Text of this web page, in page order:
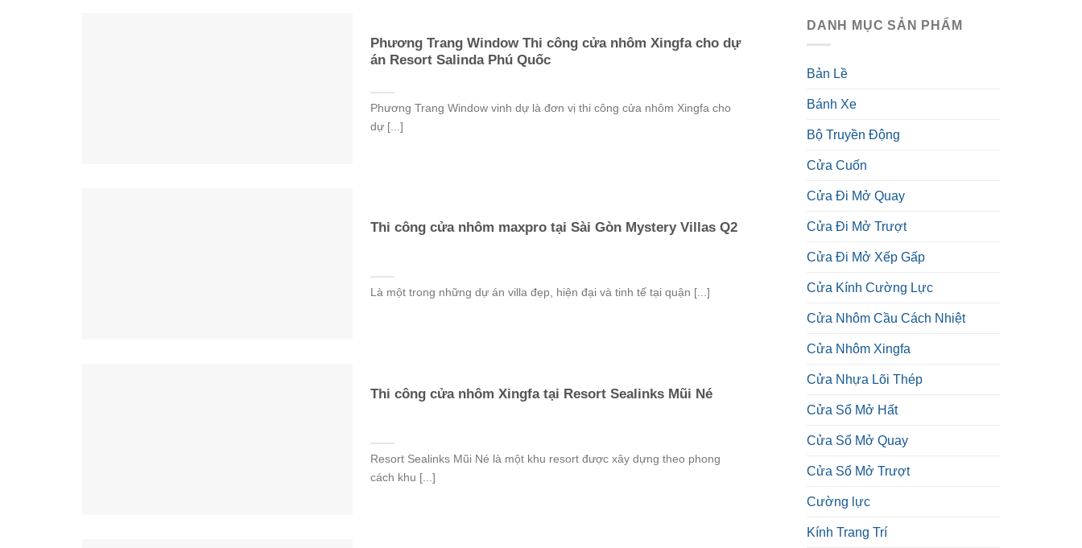
Phương Trang Window Thi công cửa nhôm Xingfa cho dự
án Resort Salinda Phú Quốc
Phương Trang Window vinh dự là đơn vị thi công cửa nhôm Xingfa cho
dự [...]
Thi công cửa nhôm maxpro tại Sài Gòn Mystery Villas Q2
Là một trong những dự án villa đẹp, hiện đại và tinh tế tại quận [...]
Thi công cửa nhôm Xingfa tại Resort Sealinks Mũi Né
Resort Sealinks Mũi Né là một khu resort được xây dựng theo phong
cách khu [...]
DANH MỤC SẢN PHẨM
Bản Lề
Bánh Xe
Bộ Truyền Động
Cửa Cuốn
Cửa Đi Mở Quay
Cửa Đi Mở Trượt
Cửa Đi Mở Xếp Gấp
Cửa Kính Cường Lực
Cửa Nhôm Cầu Cách Nhiệt
Cửa Nhôm Xingfa
Cửa Nhựa Lõi Thép
Cửa Sổ Mở Hất
Cửa Sổ Mở Quay
Cửa Sổ Mở Trượt
Cường lực
Kính Trang Trí